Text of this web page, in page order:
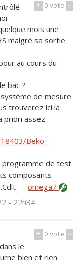
+ 0vote -
mois une
malgré sa sortie
au cours du
bac ?
de mesure
trouverez ici la
priori assez
Beko-
programme de test
composants
—omega7
- 22h34
+ 0vote -
le
bien et rien